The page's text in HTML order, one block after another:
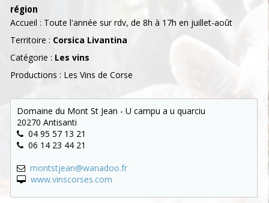
région
Accueil : Toute l'année sur rdv, de 8h à 17h en juillet-août
Territoire : Corsica Livantina
Catégorie : Les vins
Productions : Les Vins de Corse
Domaine du Mont St Jean - U campu a u quarciu
20270 Antisanti
04 95 57 13 21
06 14 23 44 21
montstjean@wanadoo.fr
www.vinscorses.com